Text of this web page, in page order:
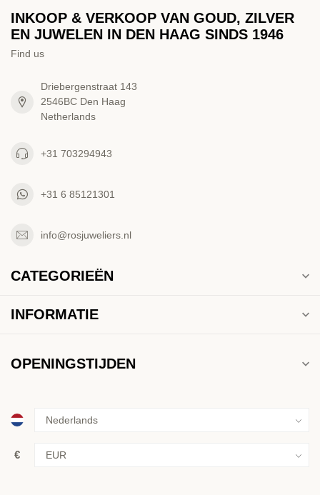
INKOOP & VERKOOP VAN GOUD, ZILVER
EN JUWELEN IN DEN HAAG SINDS 1946
Find us
Driebergenstraat 143
2546BC Den Haag
Netherlands
+31 703294943
+31 6 85121301
info@rosjuweliers.nl
CATEGORIEËN
INFORMATIE
OPENINGSTIJDEN
€